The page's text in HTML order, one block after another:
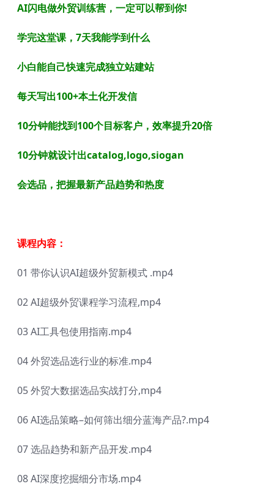
AI闪电做外贸训练营，一定可以帮到你!
学完这堂课，7天我能学到什么
小白能自己快速完成独立站建站
每天写出100+本土化开发信
10分钟能找到100个目标客户，效率提升20倍
10分钟就设计出catalog,logo,siogan
会选品，把握最新产品趋势和热度
课程内容：
01 带你认识AI超级外贸新模式 .mp4
02 AI超级外贸课程学习流程,mp4
03 AI工具包使用指南.mp4
04 外贸选品选行业的标准.mp4
05 外贸大数据选品实战打分,mp4
06 AI选品策略–如何筛出细分蓝海产品?.mp4
07 选品趋势和新产品开发.mp4
08 AI深度挖掘细分市场.mp4